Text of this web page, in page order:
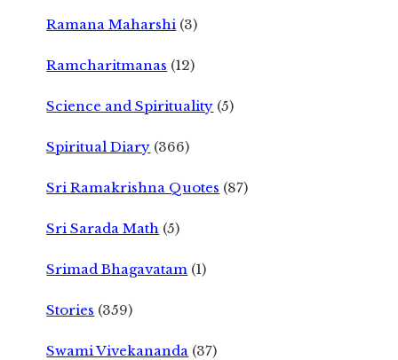
Ramana Maharshi (3)
Ramcharitmanas (12)
Science and Spirituality (5)
Spiritual Diary (366)
Sri Ramakrishna Quotes (87)
Sri Sarada Math (5)
Srimad Bhagavatam (1)
Stories (359)
Swami Vivekananda (37)